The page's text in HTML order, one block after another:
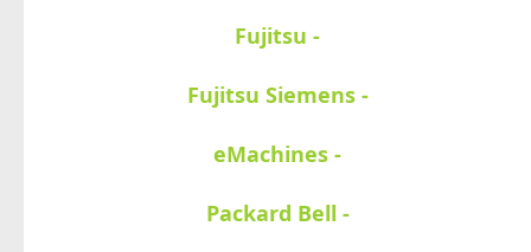
- Fujitsu
- Fujitsu Siemens
- eMachines
- Packard Bell